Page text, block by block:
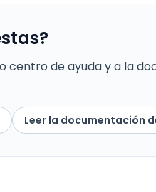
centro de ayuda y a la
Leer la documentación